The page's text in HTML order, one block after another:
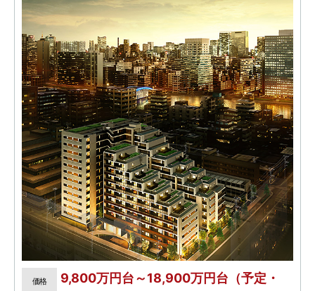
価格
9,800万円台～18,900万円台（予定・